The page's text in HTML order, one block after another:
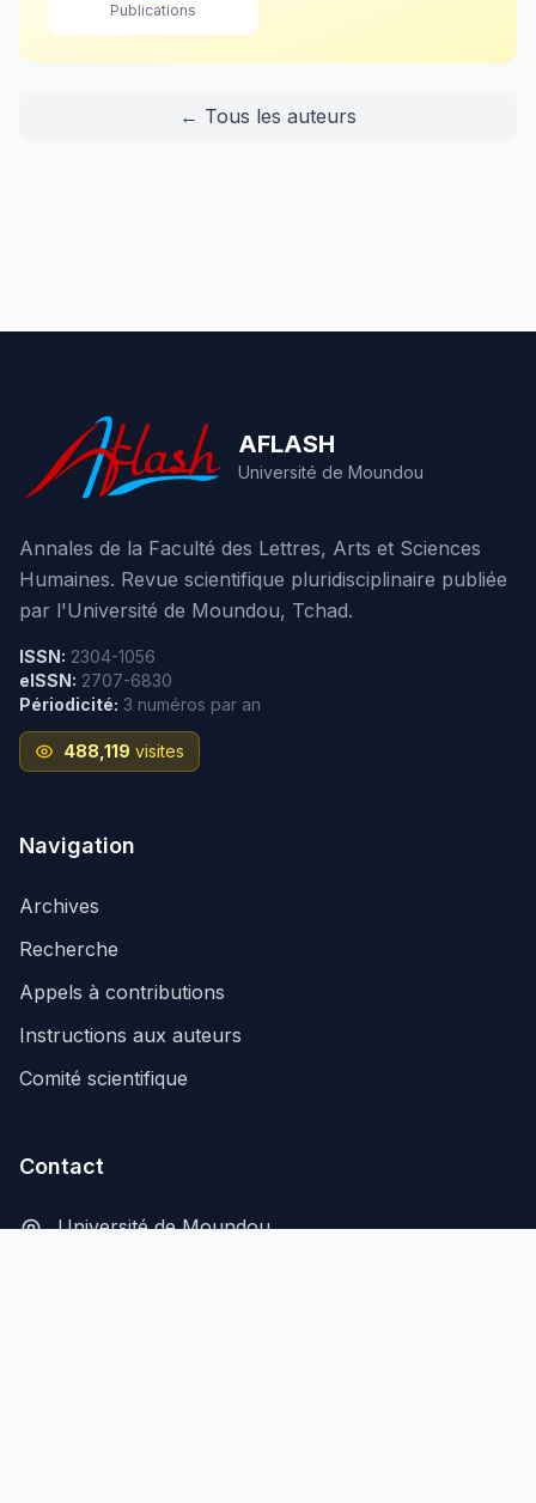
Publications
← Tous les auteurs
AFLASH
Université de Moundou
Annales de la Faculté des Lettres, Arts et Sciences
Humaines. Revue scientifique pluridisciplinaire publiée
par l'Université de Moundou, Tchad.
ISSN: 2304-1056
eISSN: 2707-6830
Périodicité: 3 numéros par an
488,119 visites
Navigation
Archives
Recherche
Appels à contributions
Instructions aux auteurs
Comité scientifique
Contact
Université de Moundou